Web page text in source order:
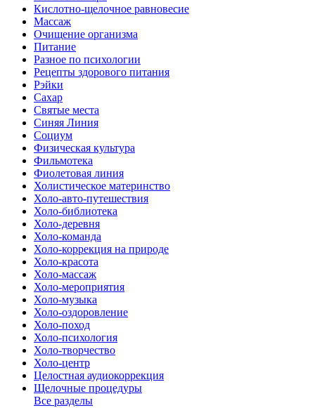
Кислотно-щелочное равновесие
Массаж
Очищение организма
Питание
Разное по психологии
Рецепты здорового питания
Рэйки
Сахар
Святые места
Синяя Линия
Социум
Физическая культура
Фильмотека
Фиолетовая линия
Холистическое материнство
Холо-авто-путешествия
Холо-библиотека
Холо-деревня
Холо-команда
Холо-коррекция на природе
Холо-красота
Холо-массаж
Холо-мероприятия
Холо-музыка
Холо-оздоровление
Холо-поход
Холо-психология
Холо-творчество
Холо-центр
Целостная аудиокоррекция
Щелочные процедуры
Все разделы